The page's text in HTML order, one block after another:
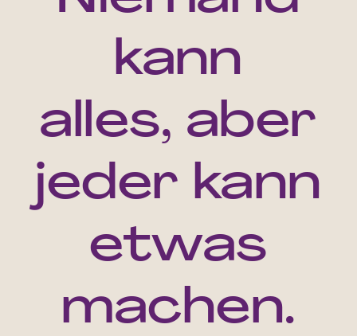
kann
alles, aber
jeder kann
etwas
machen.